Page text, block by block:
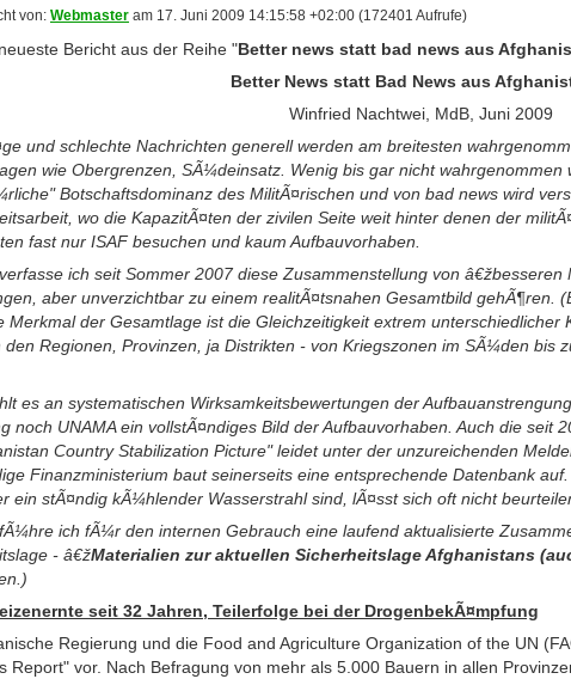
von: Webmaster am 17. Juni 2009 14:15:58 +02:00 (172401 Aufrufe)
Bericht aus der Reihe "Better news statt bad news aus
Better News statt Bad News aus
Winfried Nachtwei, MdB, Juni 2009
und schlechte Nachrichten generell werden am breitesten
wie Obergrenzen, SÃ¼deinsatz. Wenig bis gar nicht wahrgenommen
Botschaftsdominanz des MilitÃ¤rischen und von bad news wird
wo die KapazitÃ¤ten der zivilen Seite weit hinter denen der
fast nur ISAF besuchen und kaum Aufbauvorhaben.
ich seit Sommer 2007 diese Zusammenstellung von
aber unverzichtbar zu einem realitÃ¤tsnahen Gesamtbild gehÃ¶ren.
Merkmal der Gesamtlage ist die Gleichzeitigkeit extrem unterschiedlicher
den Regionen, Provinzen, ja Distrikten - von Kriegszonen im SÃ¼den bis
es an systematischen Wirksamkeitsbewertungen der
noch UNAMA ein vollstÃ¤ndiges Bild der Aufbauvorhaben. Auch die seit
Country Stabilization Picture" leidet unter der unzureichenden
Finanzministerium baut seinerseits eine entsprechende Datenbank
ein stÃ¤ndig kÃ¼hlender Wasserstrahl sind, lÃ¤sst sich oft nicht
ich fÃ¼r den internen Gebrauch eine laufend aktualisierte
- â€žMaterialien zur aktuellen Sicherheitslage Afghanistans
seit 32 Jahren, Teilerfolge bei der DrogenbekÃ¤mpfung
Regierung und die Food and Agriculture Organization of the UN
Report" vor. Nach Befragung von mehr als 5.000 Bauern in allen